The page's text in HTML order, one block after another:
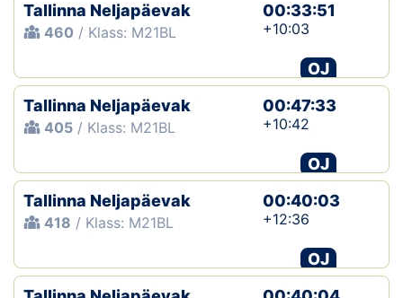
Tallinna Neljapäevak
460 / Klass: M21BL
00:33:51
+10:03
OJ
Tallinna Neljapäevak
405 / Klass: M21BL
00:47:33
+10:42
OJ
Tallinna Neljapäevak
418 / Klass: M21BL
00:40:03
+12:36
OJ